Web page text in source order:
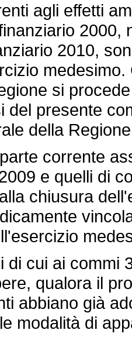
agli effetti
2000,
2010,
si
del presente
della
corrente
e quelli di
chiusura
di cui ai commi
qualora il
abbiano già
modalità di